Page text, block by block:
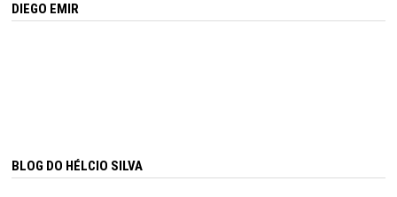
DIEGO EMIR
BLOG DO HÉLCIO SILVA